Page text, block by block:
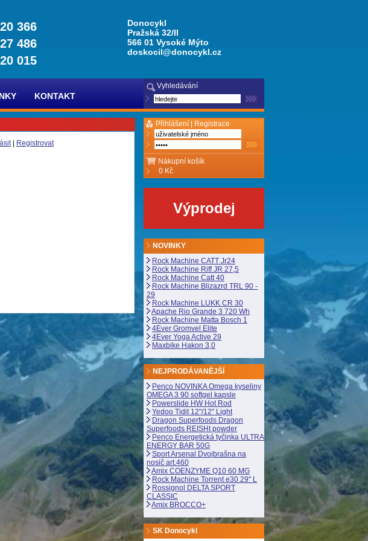
366
486
015
Donocykl
Pražská 32/II
566 01 Vysoké Mýto
doskocil@donocykl.cz
KONTAKT
Vyhledávání
| Registrovat
Přihlášení | Registrace
Nákupní košík
0 Kč
Výprodej
NOVINKY
Rock Machine CATT Jr24
Rock Machine Riff JR 27,5
Rock Machine Catt 40
Rock Machine Blizazrd TRL 90 -
29
Rock Machine LUKK CR 30
Apache Rio Grande 3 720 Wh
Rock Machine Matta Bosch 1
4Ever Gromvel Elite
4Ever Yoga Active 29
Maxbike Hakon 3,0
NEJPRODÁVANĚJŠÍ
Penco NOVINKA Omega kyseliny
OMEGA 3 90 softgel kapsle
Powerslide HW Hot Rod
Yedoo Tidit 12"/12" Light
Dragon Superfoods Dragon
Superfoods REISHI powder
Penco Energetická tyčinka ULTRA
ENERGY BAR 50G
Sport Arsenal Dvojbrašna na
nosič art.460
Amix COENZYME Q10 60 MG
Rock Machine Torrent e30 29" L
Rossignol DELTA SPORT
CLASSIC
Amix BROCCO+
SK Donocykl